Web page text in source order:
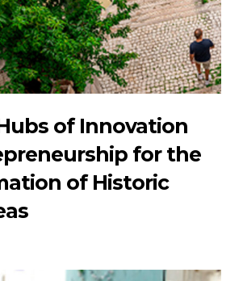
of Innovation
for the
of Historic